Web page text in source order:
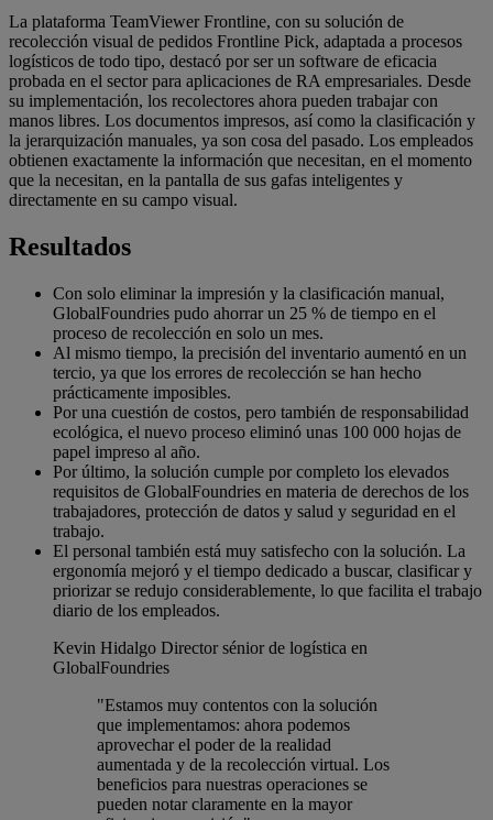
La plataforma TeamViewer Frontline, con su solución de
recolección visual de pedidos Frontline Pick, adaptada a procesos
logísticos de todo tipo, destacó por ser un software de eficacia
probada en el sector para aplicaciones de RA empresariales. Desde
su implementación, los recolectores ahora pueden trabajar con
manos libres. Los documentos impresos, así como la clasificación y
la jerarquización manuales, ya son cosa del pasado. Los empleados
obtienen exactamente la información que necesitan, en el momento
que la necesitan, en la pantalla de sus gafas inteligentes y
directamente en su campo visual.
Resultados
Con solo eliminar la impresión y la clasificación manual,
GlobalFoundries pudo ahorrar un 25 % de tiempo en el
proceso de recolección en solo un mes.
Al mismo tiempo, la precisión del inventario aumentó en un
tercio, ya que los errores de recolección se han hecho
prácticamente imposibles.
Por una cuestión de costos, pero también de responsabilidad
ecológica, el nuevo proceso eliminó unas 100 000 hojas de
papel impreso al año.
Por último, la solución cumple por completo los elevados
requisitos de GlobalFoundries en materia de derechos de los
trabajadores, protección de datos y salud y seguridad en el
trabajo.
El personal también está muy satisfecho con la solución. La
ergonomía mejoró y el tiempo dedicado a buscar, clasificar y
priorizar se redujo considerablemente, lo que facilita el trabajo
diario de los empleados.
Kevin Hidalgo Director sénior de logística en
GlobalFoundries
"Estamos muy contentos con la solución
que implementamos: ahora podemos
aprovechar el poder de la realidad
aumentada y de la recolección virtual. Los
beneficios para nuestras operaciones se
pueden notar claramente en la mayor